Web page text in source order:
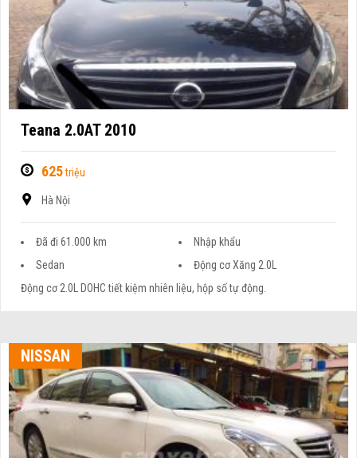
Teana 2.0AT 2010
625triệu
Hà Nội
Đã đi 61.000 km
Nhập khẩu
Sedan
Động cơ Xăng 2.0L
Động cơ 2.0L DOHC tiết kiệm nhiên liệu, hộp số tự động.
NISSAN